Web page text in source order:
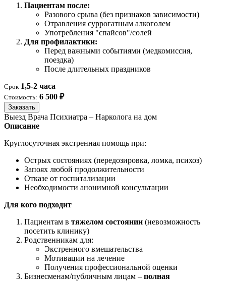
Пациентам после:
Разового срыва (без признаков зависимости)
Отравления суррогатным алкоголем
Употребления "спайсов"/солей
Для профилактики:
Перед важными событиями (медкомиссия,
поездка)
После длительных праздников
Срок 1,5-2 часа
Стоимость: 6 500 ₽
Заказать
Выезд Врача Психиатра – Нарколога на дом
Описание
Круглосуточная экстренная помощь при:
Острых состояниях (передозировка, ломка, психоз)
Запоях любой продолжительности
Отказе от госпитализации
Необходимости анонимной консультации
Для кого подходит
Пациентам в тяжелом состоянии (невозможность
посетить клинику)
Родственникам для:
Экстренного вмешательства
Мотивации на лечение
Получения профессиональной оценки
Бизнесменам/публичным лицам – полная